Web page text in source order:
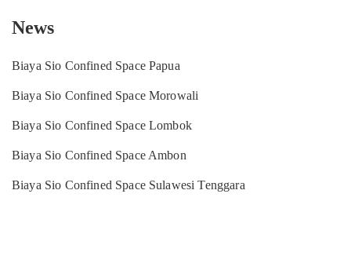
News
Biaya Sio Confined Space Papua
Biaya Sio Confined Space Morowali
Biaya Sio Confined Space Lombok
Biaya Sio Confined Space Ambon
Biaya Sio Confined Space Sulawesi Tenggara